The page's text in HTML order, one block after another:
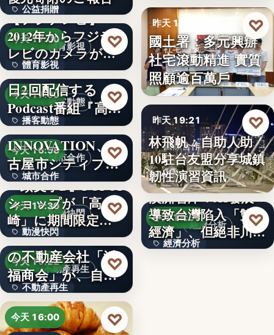
公益捐贈
4,550,085
體育影視
今天 17:00
體育影視
99
【フジテレビ】
2012年からフジテ
レビのカメラが追
い続け…
♡
播客動態
今天 17:00
播客動態
文字
俳優・高橋健介が1
日2回配信する
Podcast番組『高
橋…
♡
城市合作
今天 16:58
城市合作
文字
NEXT
INNOVATION、名
古屋市シティプロ
モーシ…
♡
動漫快閃
今天 16:30
動漫快閃
366
『頭文字D』POPUP
ショップが「高
崎」に期間限定で
登場…
♡
不動產再生
今天 16:22
不動產再生
文字
1970年創業の長崎
の不動産会社「浜
福商会」が、自ら
再生…
♡
今天 16:00 ♡
文字
昨天 19:26
社宅政策
文字
國土署：多元興辦
社宅滾動精進 實質
照顧逾百萬戶
♡
昨天 19:21
國際合作
10
林飛帆：自助人助
10駐台友盟分享城鎮
韌性演習資訊
♡
經濟分析
昨天 18:54
經濟分析
澳洲智庫：AI發展
導致台灣陷入「雙速
經濟」、但絕非川普
所…
♡